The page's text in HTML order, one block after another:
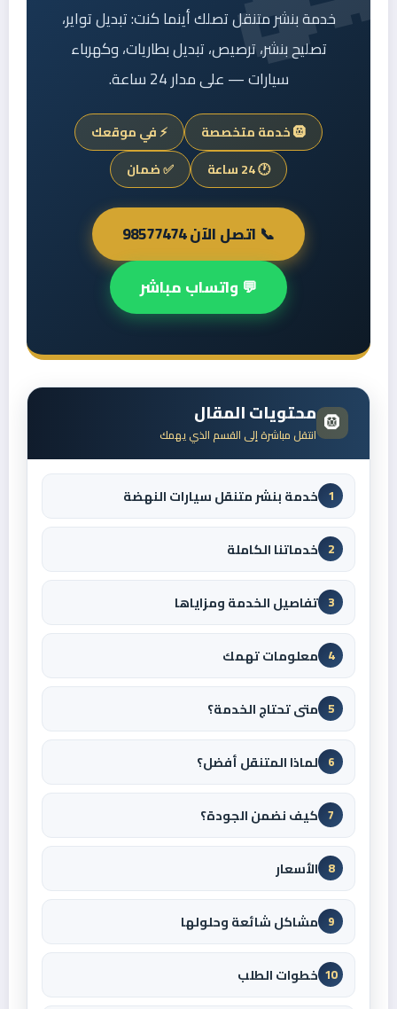
خدمة بنشر متنقل تصلك أينما كنت: تبديل تواير،
تصليح بنشر، ترصيص، تبديل بطاريات، وكهرباء
سيارات — على مدار 24 ساعة.
🛞 خدمة متخصصة
⚡ في موقعك
🕐 24 ساعة
✅ ضمان
📞 اتصل الآن 98577474
💬 واتساب مباشر
🛞 محتويات المقال
انتقل مباشرة إلى القسم الذي يهمك
1 خدمة بنشر متنقل سيارات النهضة
2 خدماتنا الكاملة
3 تفاصيل الخدمة ومزاياها
4 معلومات تهمك
5 متى تحتاج الخدمة؟
6 لماذا المتنقل أفضل؟
7 كيف نضمن الجودة؟
8 الأسعار
9 مشاكل شائعة وحلولها
10 خطوات الطلب